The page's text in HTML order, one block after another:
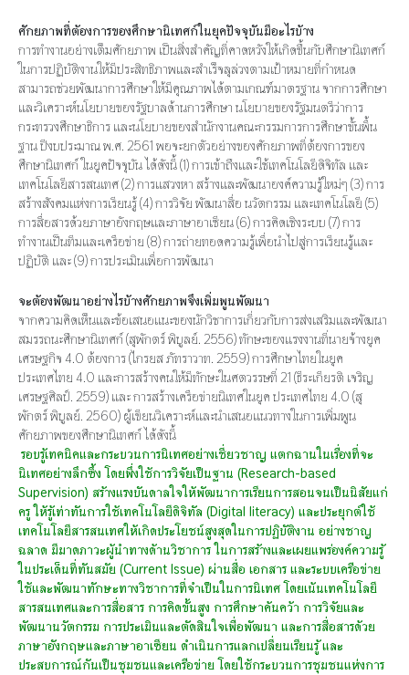
ศักยภาพที่ต้องการของศึกษานิเทศก์ในยุคปัจจุบันมีอะไรบ้าง
การทำงานอย่างเต็มศักยภาพ เป็นสิ่งสำคัญที่คาดหวังให้เกิดขึ้นกับศึกษานิเทศก์
ในการปฏิบัติงานให้มีประสิทธิภาพและสำเร็จลุล่วงตามเป้าหมายที่กำหนด
สามารถช่วยพัฒนาการศึกษาให้มีคุณภาพได้ตามเกณฑ์มาตรฐาน จากการศึกษา
และวิเคราะห์นโยบายของรัฐบาลด้านการศึกษา นโยบายของรัฐมนตรีว่าการ
กระทรวงศึกษาธิการ และนโยบายของสำนักงานคณะกรรมการการศึกษาขั้นพื้น
ฐาน ปีงบประมาณ พ.ศ. 2561 พอจะยกตัวอย่างของศักยภาพที่ต้องการของ
ศึกษานิเทศก์ ในยุคปัจจุบัน ได้ดังนี้ (1) การเข้าถึงและใช้เทคโนโลยีดิจิทัล และ
เทคโนโลยีสารสนเทศ (2) การแสวงหา สร้างและพัฒนาองค์ความรู้ใหม่ๆ (3) การ
สร้างสังคมแห่งการเรียนรู้ (4) การวิจัย พัฒนาสื่อ นวัตกรรม และเทคโนโลยี (5)
การสื่อสารด้วยภาษาอังกฤษและภาษาอาเซียน (6) การคิดเชิงระบบ (7) การ
ทำงานเป็นทีมและเครือข่าย (8) การถ่ายทอดความรู้เพื่อนำไปสู่การเรียนรู้และ
ปฏิบัติ และ (9) การประเมินเพื่อการพัฒนา
จะต้องพัฒนาอย่างไรบ้างศักยภาพจึงเพิ่มพูนพัฒนา
จากความคิดเห็นและข้อเสนอแนะของนักวิชาการเกี่ยวกับการส่งเสริมและพัฒนา
สมรรถนะศึกษานิเทศก์ (สุพักตร์ พิบูลย์. 2556) ทักษะของแรงงานที่นายจ้างยุค
เศรษฐกิจ 4.0 ต้องการ (ไกรยส ภัทราวาท. 2559) การศึกษาไทยในยุค
ประเทศไทย 4.0 และการสร้างคนให้มีทักษะในศตวรรษที่ 21 (ธีระเกียรติ เจริญ
เศรษฐศิลป์. 2559) และ การสร้างเครือข่ายนิเทศในยุค ประเทศไทย 4.0 (สุ
พักตร์ พิบูลย์. 2560) ผู้เขียนวิเคราะห์และนำเสนอแนวทางในการเพิ่มพูน
ศักยภาพของศึกษานิเทศก์ ได้ดังนี้
รอบรู้เทคนิคและกระบวนการนิเทศอย่างเชี่ยวชาญ แตกฉานในเรื่องที่จะ
นิเทศอย่างลึกซึ้ง โดยพึ่งใช้การวิจัยเป็นฐาน (Research-based
Supervision) สร้างแรงบันดาลใจให้พัฒนาการเรียนการสอนจนเป็นนิสัยแก่
ครู ให้รู้เท่าทันการใช้เทคโนโลยีดิจิทัล (Digital literacy) และประยุกต์ใช้
เทคโนโลยีสารสนเทศให้เกิดประโยชน์สูงสุดในการปฏิบัติงาน อย่างชาญ
ฉลาด มีมาดภาวะผู้นำทางด้านวิชาการ ในการสร้างและเผยแพร่องค์ความรู้
ในประเด็นที่ทันสมัย (Current Issue) ผ่านสื่อ เอกสาร และระบบเครือข่าย
ใช้และพัฒนาทักษะทางวิชาการที่จำเป็นในการนิเทศ โดยเน้นเทคโนโลยี
สารสนเทศและการสื่อสาร การคิดขั้นสูง การศึกษาค้นคว้า การวิจัยและ
พัฒนานวัตกรรม การประเมินและตัดสินใจเพื่อพัฒนา และการสื่อสารด้วย
ภาษาอังกฤษและภาษาอาเซียน ดำเนินการแลกเปลี่ยนเรียนรู้ และ
ประสบการณ์กันเป็นชุมชนและเครือข่าย โดยใช้กระบวนการชุมชนแห่งการ